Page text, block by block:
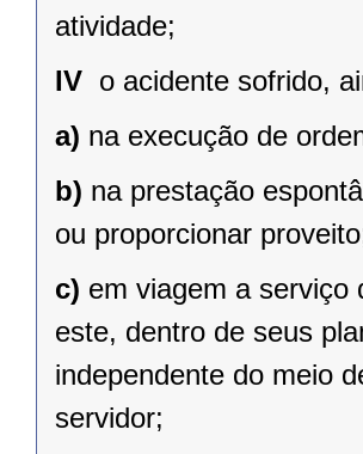
atividade;
IV  o acidente sofrido,
a) na execução de
b) na prestação
ou proporcionar
c) em viagem a serviço
este, dentro de seus
independente do meio
servidor;